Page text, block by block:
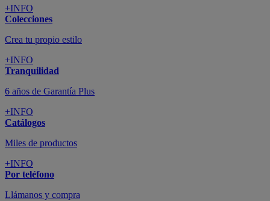
+INFO
Colecciones
Crea tu propio estilo
+INFO
Tranquilidad
6 años de Garantía Plus
+INFO
Catálogos
Miles de productos
+INFO
Por teléfono
Llámanos y compra